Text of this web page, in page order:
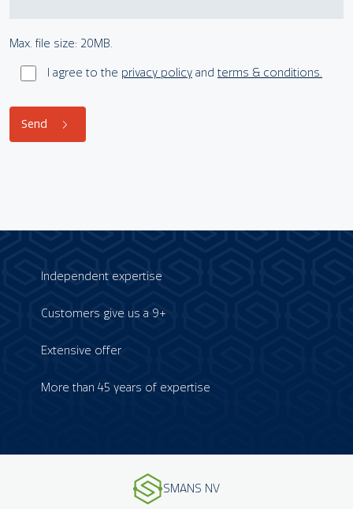
Max. file size: 20MB.
I agree to the privacy policy and terms & conditions.
Send
Independent expertise
Customers give us a 9+
Extensive offer
More than 45 years of expertise
SMANS NV